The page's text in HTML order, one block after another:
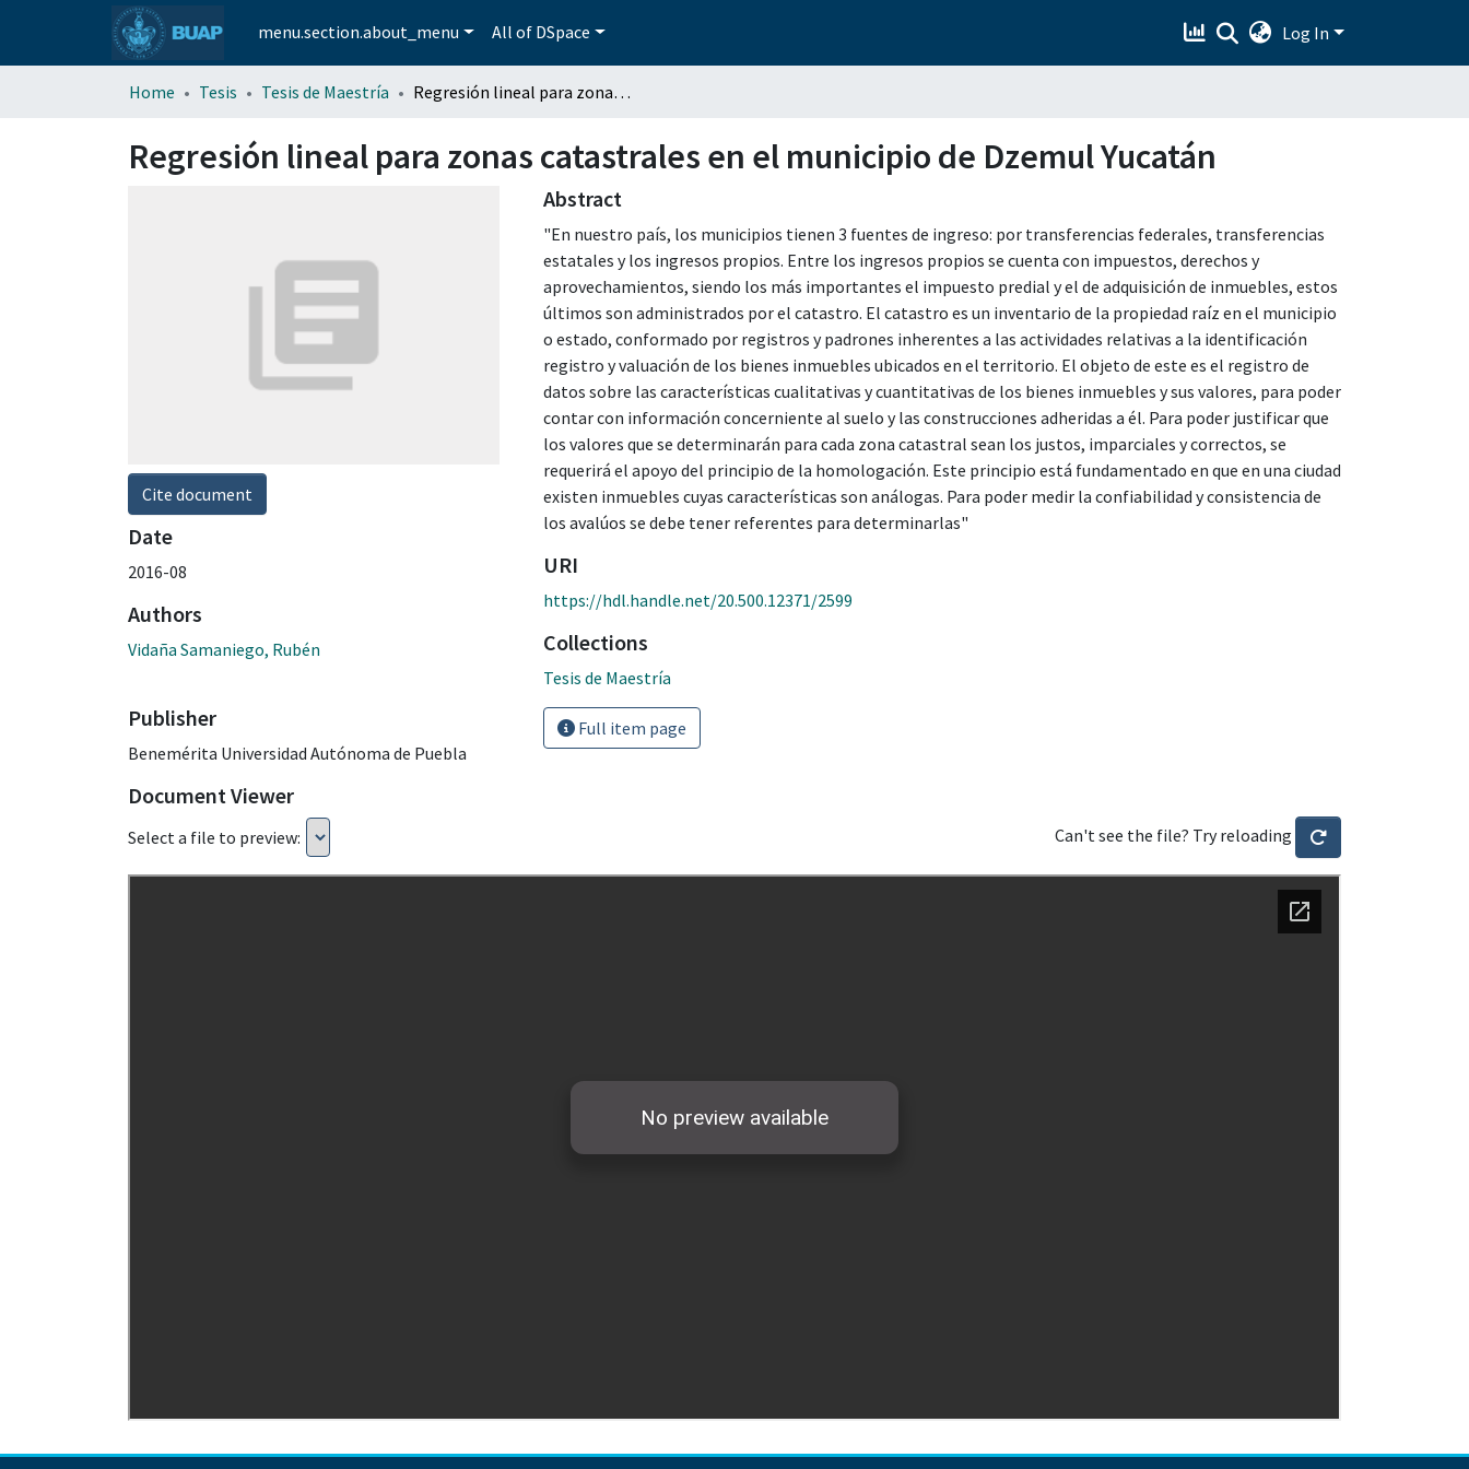
menu.section.about_menu All of DSpace Log In
Home Tesis Tesis de Maestría Regresión lineal para zonas catastrales en el municipio de Dzemul Yucatán
Regresión lineal para zonas catastrales en el municipio de Dzemul Yucatán
Cite document
Date
2016-08
Authors
Vidaña Samaniego, Rubén
Publisher
Benemérita Universidad Autónoma de Puebla
Abstract
"En nuestro país, los municipios tienen 3 fuentes de ingreso: por transferencias federales, transferencias
estatales y los ingresos propios. Entre los ingresos propios se cuenta con impuestos, derechos y
aprovechamientos, siendo los más importantes el impuesto predial y el de adquisición de inmuebles, estos
últimos son administrados por el catastro. El catastro es un inventario de la propiedad raíz en el municipio
o estado, conformado por registros y padrones inherentes a las actividades relativas a la identificación
registro y valuación de los bienes inmuebles ubicados en el territorio. El objeto de este es el registro de
datos sobre las características cualitativas y cuantitativas de los bienes inmuebles y sus valores, para poder
contar con información concerniente al suelo y las construcciones adheridas a él. Para poder justificar que
los valores que se determinarán para cada zona catastral sean los justos, imparciales y correctos, se
requerirá el apoyo del principio de la homologación. Este principio está fundamentado en que en una ciudad
existen inmuebles cuyas características son análogas. Para poder medir la confiabilidad y consistencia de
los avalúos se debe tener referentes para determinarlas"
URI
https://hdl.handle.net/20.500.12371/2599
Collections
Tesis de Maestría
Full item page
Document Viewer
Select a file to preview: Can't see the file? Try reloading